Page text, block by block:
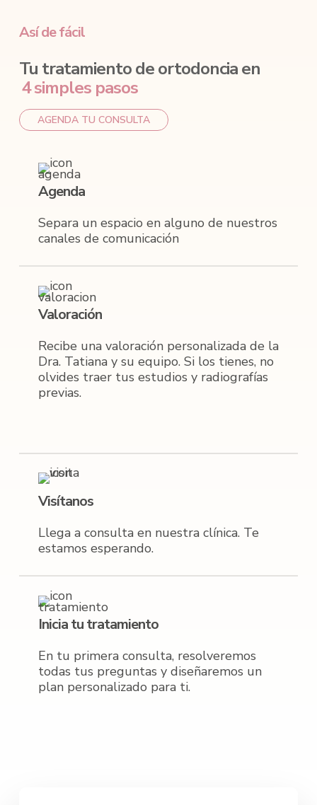
Así de fácil
Tu tratamiento de ortodoncia en
4 simples pasos
AGENDA TU CONSULTA
Agenda
Separa un espacio en alguno de nuestros
canales de comunicación
Valoración
Recibe una valoración personalizada de la
Dra. Tatiana y su equipo. Si los tienes, no
olvides traer tus estudios y radiografías
previas.
Visítanos
Llega a consulta en nuestra clínica. Te
estamos esperando.
Inicia tu tratamiento
En tu primera consulta, resolveremos
todas tus preguntas y diseñaremos un
plan personalizado para ti.